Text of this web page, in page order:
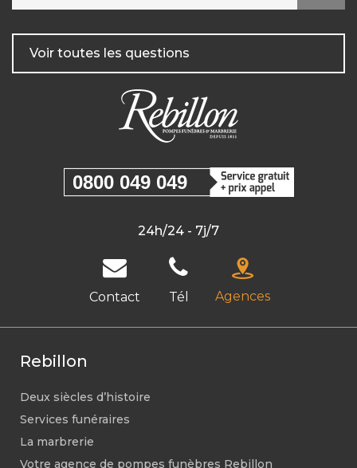
Voir toutes les questions
0800 049 049
24h/24 - 7j/7
Contact Tél Agences
Rebillon
Deux siècles d’histoire
Services funéraires
La marbrerie
Votre agence de pompes funèbres Rebillon